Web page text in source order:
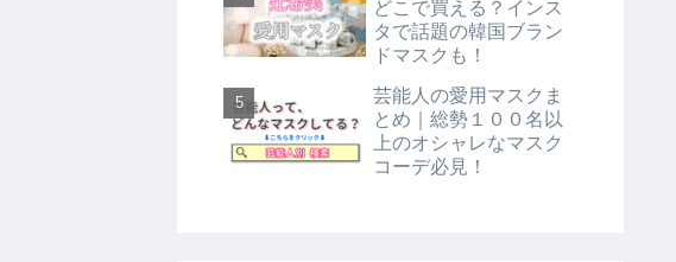
どこで買える？インス
タで話題の韓国ブラン
ドマスクも！
芸能人の愛用マスクま
とめ｜総勢１００名以
上のオシャレなマスク
コーデ必見！